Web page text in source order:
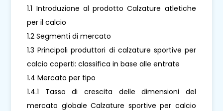
1.1 Introduzione al prodotto Calzature atletiche
per il calcio
1.2 Segmenti di mercato
1.3 Principali produttori di calzature sportive per
calcio coperti: classifica in base alle entrate
1.4 Mercato per tipo
1.4.1 Tasso di crescita delle dimensioni del
mercato globale Calzature sportive per calcio